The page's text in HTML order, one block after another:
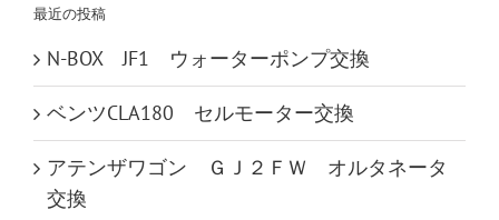
最近の投稿
N-BOX JF1 ウォーターポンプ交換
ベンツCLA180 セルモーター交換
アテンザワゴン ＧＪ２ＦＷ オルタネータ
交換